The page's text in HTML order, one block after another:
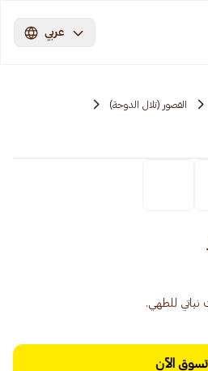
عربي
القصور (تلال الدوحة)
تسوق الآن